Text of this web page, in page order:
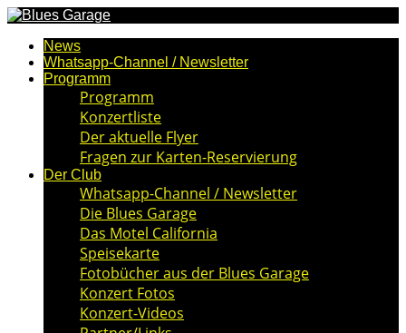
News
Whatsapp-Channel / Newsletter
Programm
Programm
Konzertliste
Der aktuelle Flyer
Fragen zur Karten-Reservierung
Der Club
Whatsapp-Channel / Newsletter
Die Blues Garage
Das Motel California
Speisekarte
Fotobücher aus der Blues Garage
Konzert Fotos
Konzert-Videos